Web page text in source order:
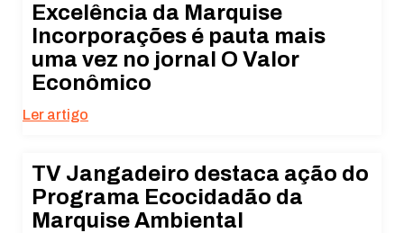
Excelência da Marquise
Incorporações é pauta mais
uma vez no jornal O Valor
Econômico
Ler artigo
TV Jangadeiro destaca ação do
Programa Ecocidadão da
Marquise Ambiental